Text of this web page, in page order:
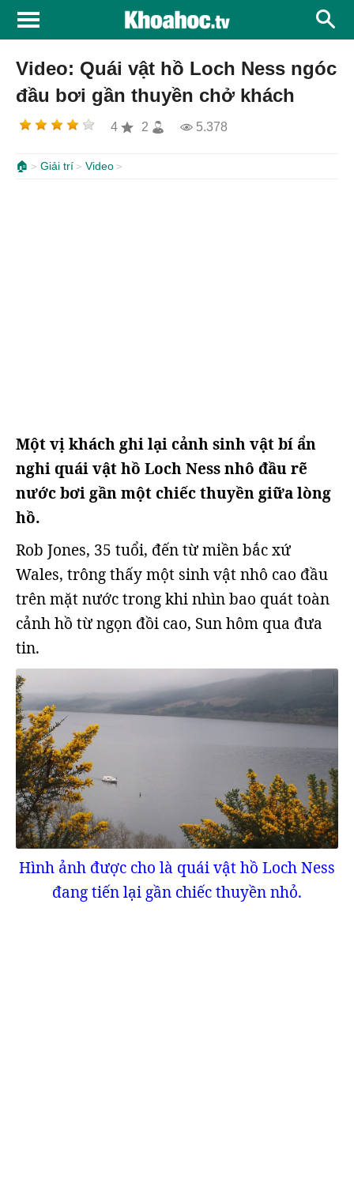
Video: Quái vật hồ Loch Ness ngóc
đầu bơi gần thuyền chở khách
4 2 5.378
🏠 Giải trí Video
Một vị khách ghi lại cảnh sinh vật bí ẩn
nghi quái vật hồ Loch Ness nhô đầu rẽ
nước bơi gần một chiếc thuyền giữa lòng
hồ.
Rob Jones, 35 tuổi, đến từ miền bắc xứ
Wales, trông thấy một sinh vật nhô cao đầu
trên mặt nước trong khi nhìn bao quát toàn
cảnh hồ từ ngọn đồi cao, Sun hôm qua đưa
tin.
Hình ảnh được cho là quái vật hồ Loch Ness
đang tiến lại gần chiếc thuyền nhỏ.